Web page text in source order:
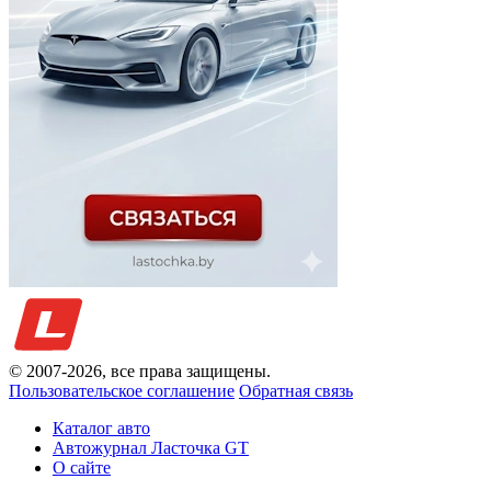
© 2007-2026, все права защищены.
Пользовательское соглашение Обратная связь
Каталог авто
Автожурнал Ласточка GT
О сайте